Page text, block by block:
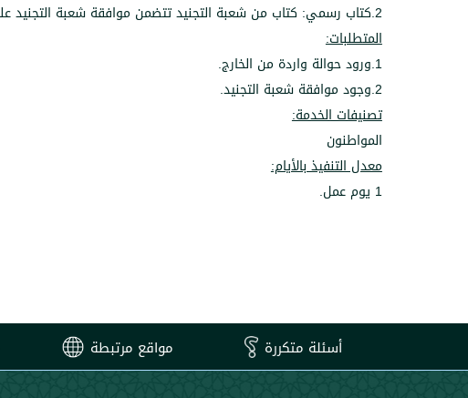
2.كتاب رسمي: كتاب من شعبة التجنيد تتضمن موافقة شعبة التجنيد على دفع البدل.
المتطلبات:
1.ورود حوالة واردة من الخارج.
2.وجود موافقة شعبة التجنيد.
تصنيفات الخدمة:
المواطنون
معدل التنفيذ بالأيام:
1 يوم عمل.
أسئلة متكررة مواقع مرتبطة